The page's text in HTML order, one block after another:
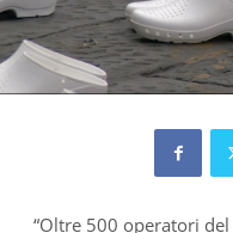
“Oltre 500 operatori